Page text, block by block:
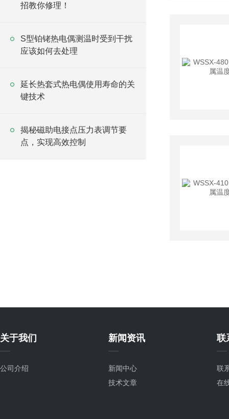
招教你修理！
S型铂铑热电偶测温时受到干扰
应该如何去处理
延长热套式热电偶使用寿命的关
键技术
揭秘磁助电接点压力表调节要
点，实现高效控制
关于我们
公司介绍
新闻资讯
新闻中心
技术文章
联
联
在